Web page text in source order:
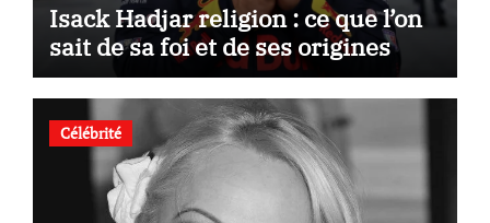
Isack Hadjar religion : ce que l’on
sait de sa foi et de ses origines
Célébrité